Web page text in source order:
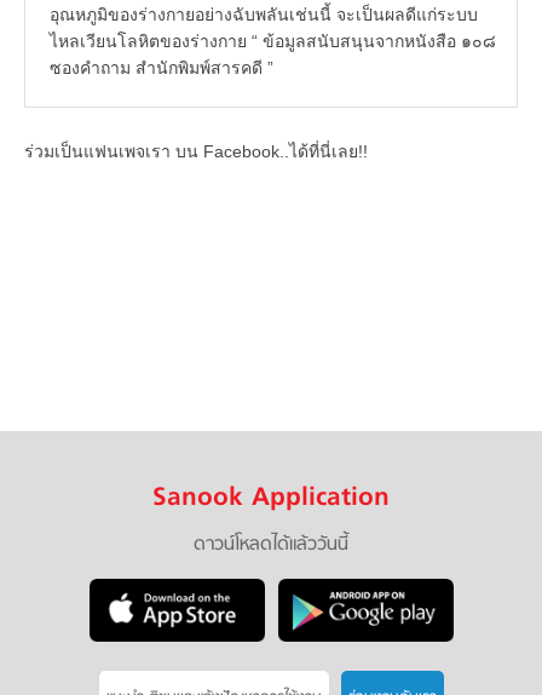
อุณหภูมิของร่างกายอย่างฉับพลันเช่นนี้ จะเป็นผลดีแก่ระบบ
ไหลเวียนโลหิตของร่างกาย “ ข้อมูลสนับสนุนจากหนังสือ ๑๐๘
ซองคำถาม สำนักพิมพ์สารคดี ”
ร่วมเป็นแฟนเพจเรา บน Facebook..ได้ที่นี่เลย!!
Sanook Application
ดาวน์โหลดได้แล้ววันนี้